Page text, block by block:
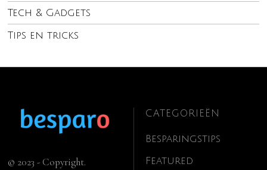
Tech & Gadgets
Tips en tricks
© 2023 - Copyright.
CATEGORIEËN
Besparingstips
Featured